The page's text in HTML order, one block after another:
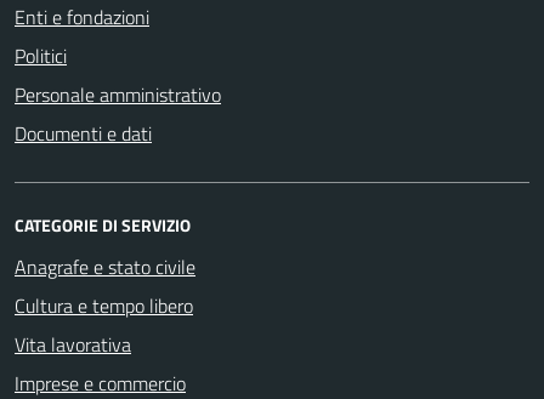
Enti e fondazioni
Politici
Personale amministrativo
Documenti e dati
CATEGORIE DI SERVIZIO
Anagrafe e stato civile
Cultura e tempo libero
Vita lavorativa
Imprese e commercio